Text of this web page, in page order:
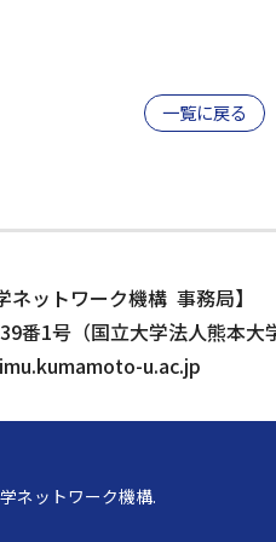
一覧に戻る
ネットワーク機構 事務局
番1号（国立大学法人熊本大
u.ac.jp
ネットワーク機構.